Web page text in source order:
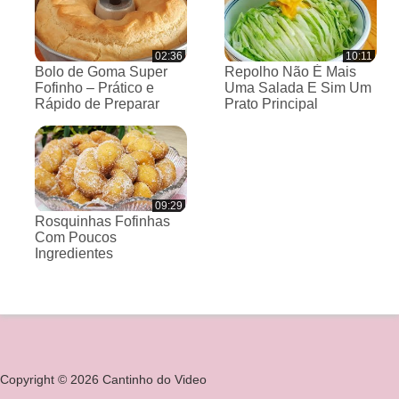
02:36
Bolo de Goma Super
Fofinho – Prático e
Rápido de Preparar
10:11
Repolho Não É Mais
Uma Salada E Sim Um
Prato Principal
09:29
Rosquinhas Fofinhas
Com Poucos
Ingredientes
Copyright © 2026 Cantinho do Video